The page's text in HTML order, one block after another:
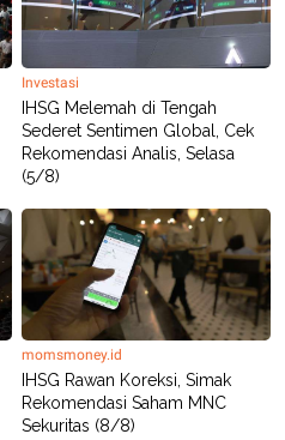
Investasi
IHSG Melemah di Tengah
Sederet Sentimen Global, Cek
Rekomendasi Analis, Selasa
(5/8)
momsmoney.id
IHSG Rawan Koreksi, Simak
Rekomendasi Saham MNC
Sekuritas (8/8)